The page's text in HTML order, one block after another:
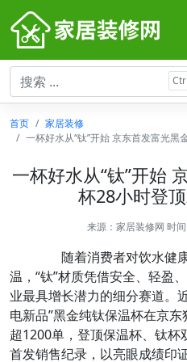
首页
家居装修
一杯好水从“钛”开始 京东首发富光黑
一杯好水从“钛”开始
杯28小时登
来源： 家居装修网 时
随着消费者对饮水健康
温，“钛”材质凭借安全、轻盈
业最具增长潜力的细分赛道。
电新品”黑金纯钛保温杯在京
超1200单，登顶保温杯、钛杯
首发销售纪录，以亮眼成绩印